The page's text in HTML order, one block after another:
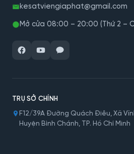
kesatviengiaphat@gmail.com
Mở cửa 08:00 – 20:00 (Thứ 2 –
TRỤ SỞ CHÍNH
F12/39A Đường Quách Điêu, Xã
Huyện Bình Chánh, TP. Hồ Chí Minh